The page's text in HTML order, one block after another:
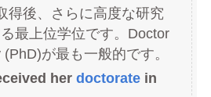
得後、さらに高度な研究
最上位学位です。Doctor
が最も一般的です。
her doctoratein